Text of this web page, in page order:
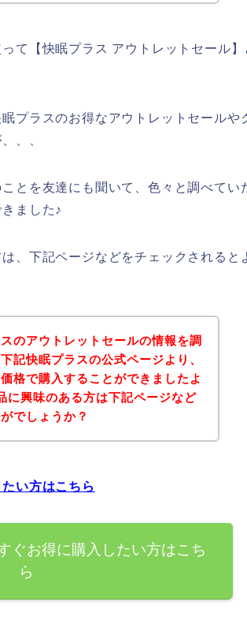
て【快眠プラス アウトレットセール】
プラスのお得なアウトレットセールや
、、
とを友達にも聞いて、色々と調べてい
ました♪
、下記ページなどをチェックされると
のアウトレットセールの情報を調
記快眠プラスの公式ページより、
格で購入することができましたよ
に興味のある方は下記ページなど
でしょうか？
い方はこちら
ぐお得に購入したい方はこち
ら